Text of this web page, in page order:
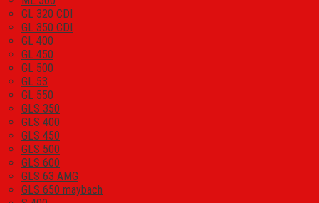
GL 320 CDI
GL 350 CDI
GL 400
GL 450
GL 500
GL 53
GL 550
GLS 350
GLS 400
GLS 450
GLS 500
GLS 600
GLS 63 AMG
GLS 650 maybach